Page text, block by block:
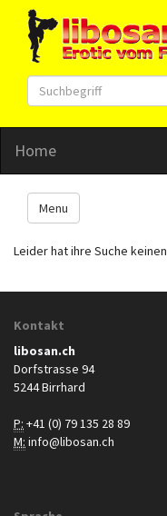
Home
Menu
Leider hat ihre Suche
Kontakt
libosan.ch
Dorfstrasse 94
5244 Birrhard
P: +41 (0) 79 135 28 89
M: info@libosan.ch